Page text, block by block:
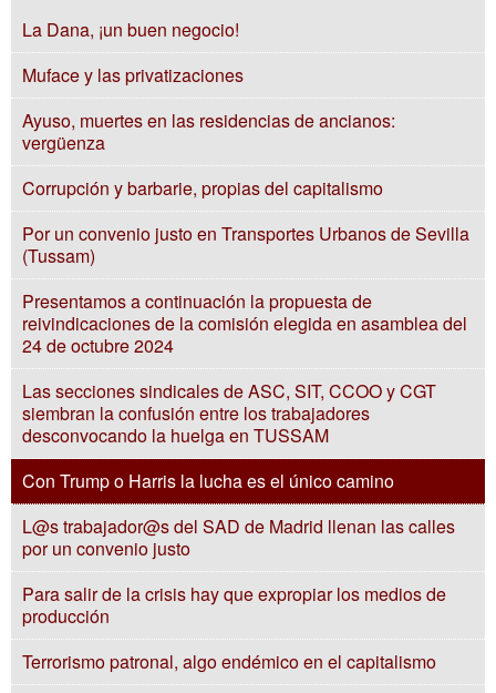
La Dana, ¡un buen negocio!
Muface y las privatizaciones
Ayuso, muertes en las residencias de ancianos:
vergüenza
Corrupción y barbarie, propias del capitalismo
Por un convenio justo en Transportes Urbanos de Sevilla
(Tussam)
Presentamos a continuación la propuesta de
reivindicaciones de la comisión elegida en asamblea del
24 de octubre 2024
Las secciones sindicales de ASC, SIT, CCOO y CGT
siembran la confusión entre los trabajadores
desconvocando la huelga en TUSSAM
Con Trump o Harris la lucha es el único camino
L@s trabajador@s del SAD de Madrid llenan las calles
por un convenio justo
Para salir de la crisis hay que expropiar los medios de
producción
Terrorismo patronal, algo endémico en el capitalismo